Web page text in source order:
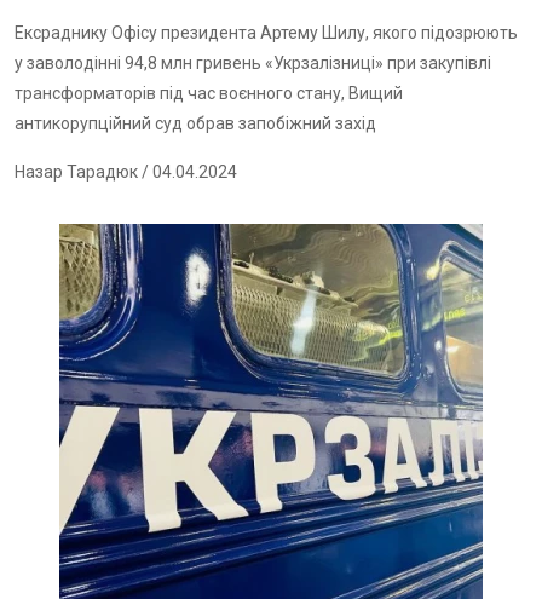
Ексраднику Офісу президента Артему Шилу, якого підозрюють
у заволодінні 94,8 млн гривень «Укрзалізниці» при закупівлі
трансформаторів під час воєнного стану, Вищий
антикорупційний суд обрав запобіжний захід
Назар Тарадюк/ 04.04.2024